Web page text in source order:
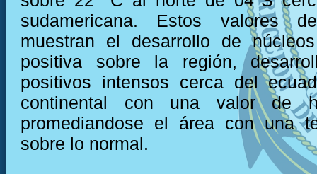
sudamericana. Estos valores
muestran el desarrollo de
positiva sobre la región,
positivos intensos cerca del
continental con una valor de
promediandose el área con una
sobre lo normal.